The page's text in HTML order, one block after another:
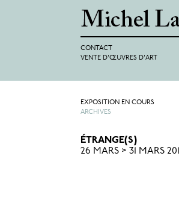
CONTACT
VENTE D'ŒUVRES D'ART
EXPOSITION EN COURS
ARCHIVES
ÉTRANGE(S)
26 MARS > 31 MARS